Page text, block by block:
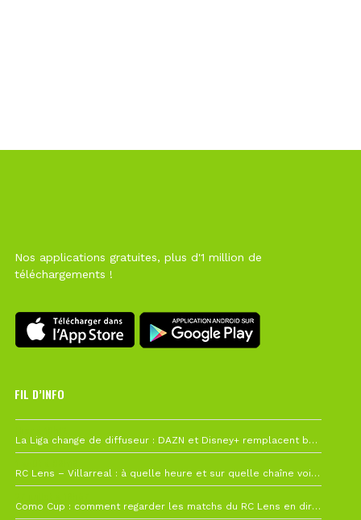
Nos applications gratuites, plus d'1 million de
téléchargements !
FIL D’INFO
La Liga change de diffuseur : DAZN et Disney+ remplacent beIN Sports !
RC Lens – Villarreal : à quelle heure et sur quelle chaîne voir la finale de la Como Cup ?
Como Cup : comment regarder les matchs du RC Lens en direct ?